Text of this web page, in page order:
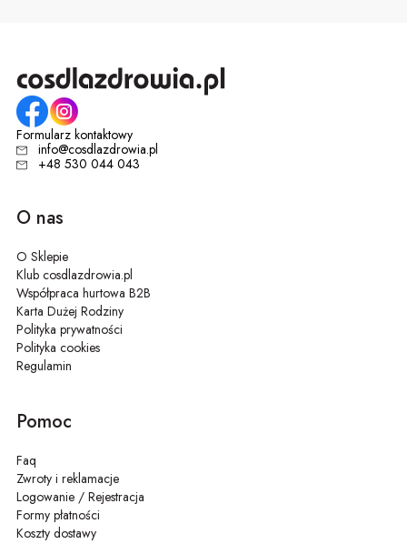
Formularz kontaktowy
info@cosdlazdrowia.pl
+48 530 044 043
O nas
O Sklepie
Klub cosdlazdrowia.pl
Współpraca hurtowa B2B
Karta Dużej Rodziny
Polityka prywatności
Polityka cookies
Regulamin
Pomoc
Faq
Zwroty i reklamacje
Logowanie / Rejestracja
Formy płatności
Koszty dostawy